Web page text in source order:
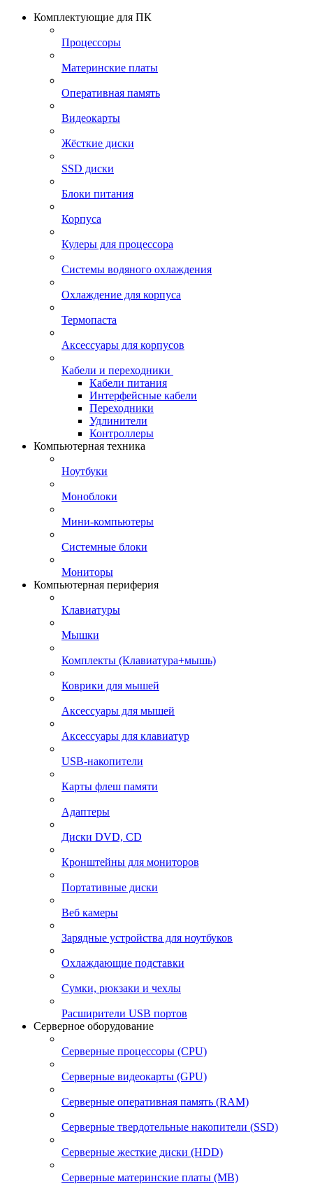
Комплектующие для ПК
Процессоры
Материнские платы
Оперативная память
Видеокарты
Жёсткие диски
SSD диски
Блоки питания
Корпуса
Кулеры для процессора
Системы водяного охлаждения
Охлаждение для корпуса
Термопаста
Аксессуары для корпусов
Кабели и переходники
Кабели питания
Интерфейсные кабели
Переходники
Удлинители
Контроллеры
Компьютерная техника
Ноутбуки
Моноблоки
Мини-компьютеры
Системные блоки
Мониторы
Компьютерная периферия
Клавиатуры
Мышки
Комплекты (Клавиатура+мышь)
Коврики для мышей
Аксессуары для мышей
Аксессуары для клавиатур
USB-накопители
Карты флеш памяти
Адаптеры
Диски DVD, CD
Кронштейны для мониторов
Портативные диски
Веб камеры
Зарядные устройства для ноутбуков
Охлаждающие подставки
Сумки, рюкзаки и чехлы
Расширители USB портов
Серверное оборудование
Серверные процессоры (CPU)
Серверные видеокарты (GPU)
Серверные оперативная память (RAM)
Серверные твердотельные накопители (SSD)
Серверные жесткие диски (HDD)
Серверные материнские платы (MB)